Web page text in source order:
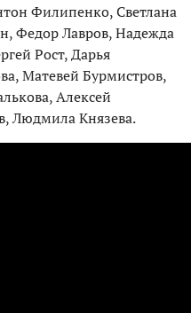
Филипенко, Светлана
Федор Лавров, Надежда
Рост, Дарья
Матевей Бурмистров,
Алексей
Людмила Князева.